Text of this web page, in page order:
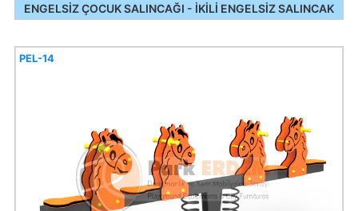
ENGELSİZ ÇOCUK SALINCAĞI - İKİLİ ENGELSİZ SALINCAK
PEL-14